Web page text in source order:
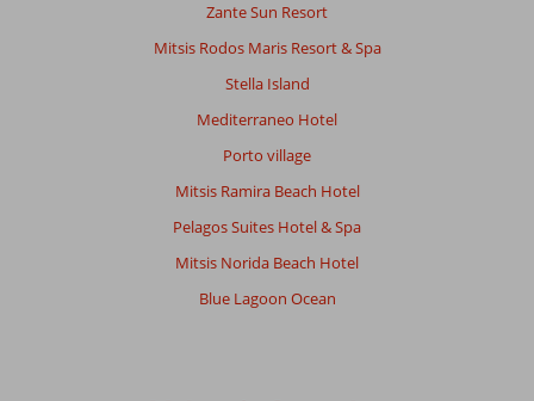
Zante Sun Resort
Mitsis Rodos Maris Resort & Spa
Stella Island
Mediterraneo Hotel
Porto village
Mitsis Ramira Beach Hotel
Pelagos Suites Hotel & Spa
Mitsis Norida Beach Hotel
Blue Lagoon Ocean